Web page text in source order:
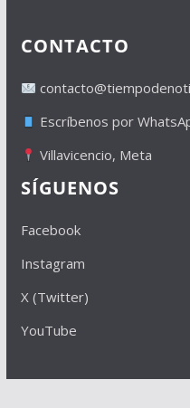
CONTACTO
Escríbenos por
Villavicencio, Meta
SÍGUENOS
Facebook
Instagram
X (Twitter)
YouTube